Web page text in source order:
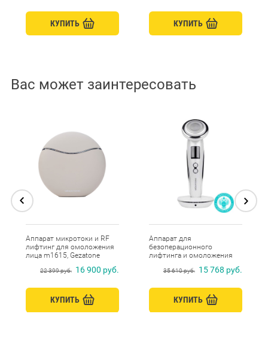
КУПИТЬ КУПИТЬ
Вас может заинтересовать
Аппарат микротоки и RF
лифтинг для омоложения
лица m1615, Gezatone
22 399 руб. 16 900 руб.
КУПИТЬ
Аппарат для
безоперационного
лифтинга и омоложения
Gezatone
35 610 руб. 15 768 руб.
КУПИТЬ